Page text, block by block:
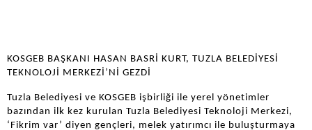
KOSGEB BAŞKANI HASAN BASRİ KURT, TUZLA BELEDİYESİ
TEKNOLOJİ MERKEZİ’Nİ GEZDİ
Tuzla Belediyesi ve KOSGEB işbirliği ile yerel yönetimler
bazından ilk kez kurulan Tuzla Belediyesi Teknoloji Merkezi,
‘Fikrim var’ diyen gençleri, melek yatırımcı ile buluşturmaya